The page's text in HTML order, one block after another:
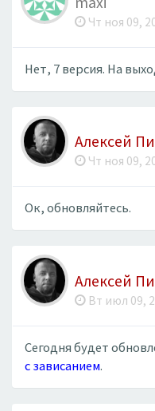
Чт ноя 09,
Нет, 7 версия. На
Алексей
Чт ноя 09,
Ок, обновляйтесь.
Алексей
Вт июл 09,
Сегодня будет
с зависанием.